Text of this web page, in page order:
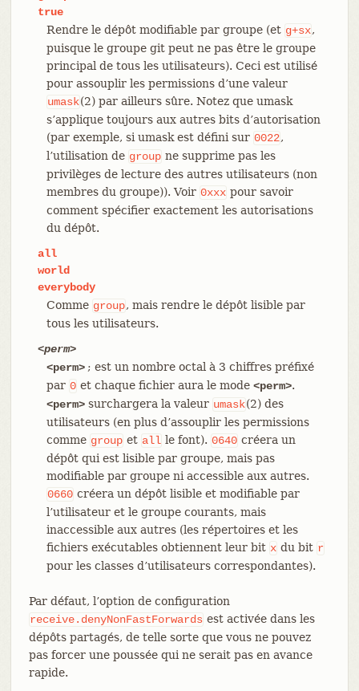
true
Rendre le dépôt modifiable par groupe (et g+sx,
puisque le groupe git peut ne pas être le groupe
principal de tous les utilisateurs). Ceci est utilisé
pour assouplir les permissions d’une valeur
umask(2) par ailleurs sûre. Notez que umask
s’applique toujours aux autres bits d’autorisation
(par exemple, si umask est défini sur 0022,
l’utilisation de group ne supprime pas les
privilèges de lecture des autres utilisateurs (non
membres du groupe)). Voir 0xxx pour savoir
comment spécifier exactement les autorisations
du dépôt.
all
world
everybody
Comme group, mais rendre le dépôt lisible par
tous les utilisateurs.
<perm>
<perm>; est un nombre octal à 3 chiffres préfixé
par 0 et chaque fichier aura le mode <perm>.
<perm>surchargera la valeur umask(2) des
utilisateurs (en plus d’assouplir les permissions
comme group et all le font). 0640 créera un
dépôt qui est lisible par groupe, mais pas
modifiable par groupe ni accessible aux autres.
0660 créera un dépôt lisible et modifiable par
l’utilisateur et le groupe courants, mais
inaccessible aux autres (les répertoires et les
fichiers exécutables obtiennent leur bit x du bit r
pour les classes d’utilisateurs correspondantes).
Par défaut, l’option de configuration
receive.denyNonFastForwards est activée dans les
dépôts partagés, de telle sorte que vous ne pouvez
pas forcer une poussée qui ne serait pas en avance
rapide.